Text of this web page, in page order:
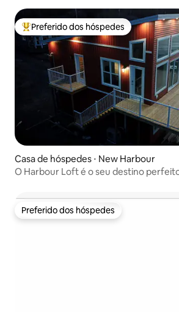
Entre os melhores preferidos dos
Preferido dos hóspedes
Casa de hóspedes ⋅ New Harbour
O Harbour Loft é o seu destino
Preferido dos hóspedes
Preferido dos hóspedes